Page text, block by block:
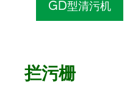
GD型清污机
拦污栅